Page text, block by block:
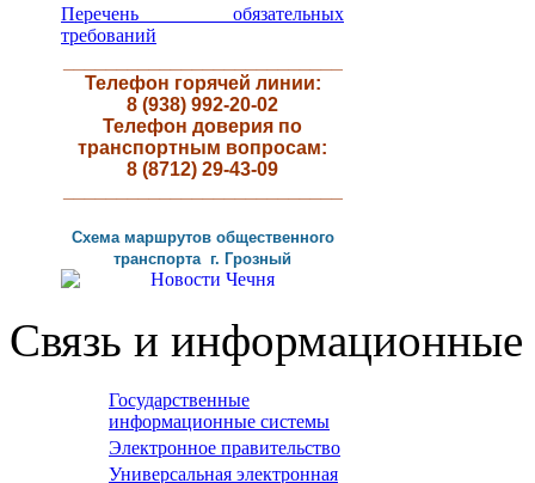
Перечень обязательных
требований
Телефон горячей линии:
8 (938) 992-20-02
Телефон доверия по
транспортным вопросам:
8 (8712) 29-43-09
Схема маршрутов общественного
транспорта г. Грозный
Связь и информационные
Государственные
информационные системы
Электронное правительство
Универсальная электронная